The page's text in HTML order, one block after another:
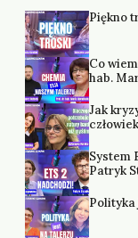
Piękno
Co
hab.
Jak
System
Patryk
Polityka